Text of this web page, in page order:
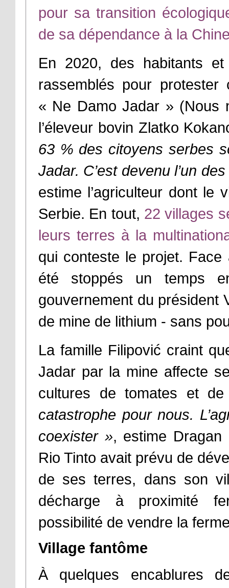
pour sa transition
de sa dépendance à la
En 2020, des habitants
rassemblés pour
« Ne Damo Jadar » (Nous
l’éleveur bovin Zlatko
63 % des citoyens serbes
Jadar. C’est devenu l’un
estime l’agriculteur dont le
Serbie. En tout, 22 villages
leurs terres à la
qui conteste le projet.
été stoppés un temps
gouvernement du président
de mine de lithium - sans
La famille Filipović craint
Jadar par la mine affecte
cultures de tomates et
catastrophe pour nous.
coexister », estime Dragan
Rio Tinto avait prévu de
de ses terres, dans son
décharge à proximité
possibilité de vendre la
Village fantôme
À quelques encablures